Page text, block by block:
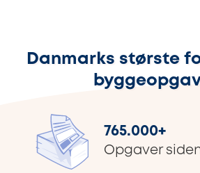
Danmarks største
765.000+
Opgaver